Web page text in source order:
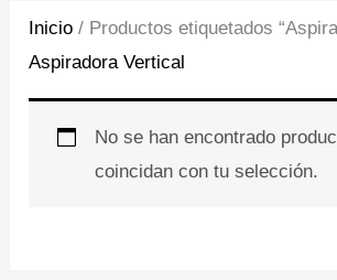
Inicio / Productos etiquetados
Aspiradora Vertical
No se han encontrado
coincidan con tu selección.